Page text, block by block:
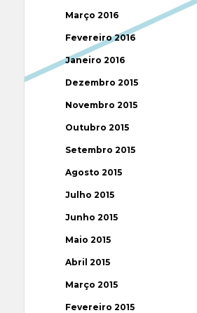
Março 2016
Fevereiro 2016
Janeiro 2016
Dezembro 2015
Novembro 2015
Outubro 2015
Setembro 2015
Agosto 2015
Julho 2015
Junho 2015
Maio 2015
Abril 2015
Março 2015
Fevereiro 2015